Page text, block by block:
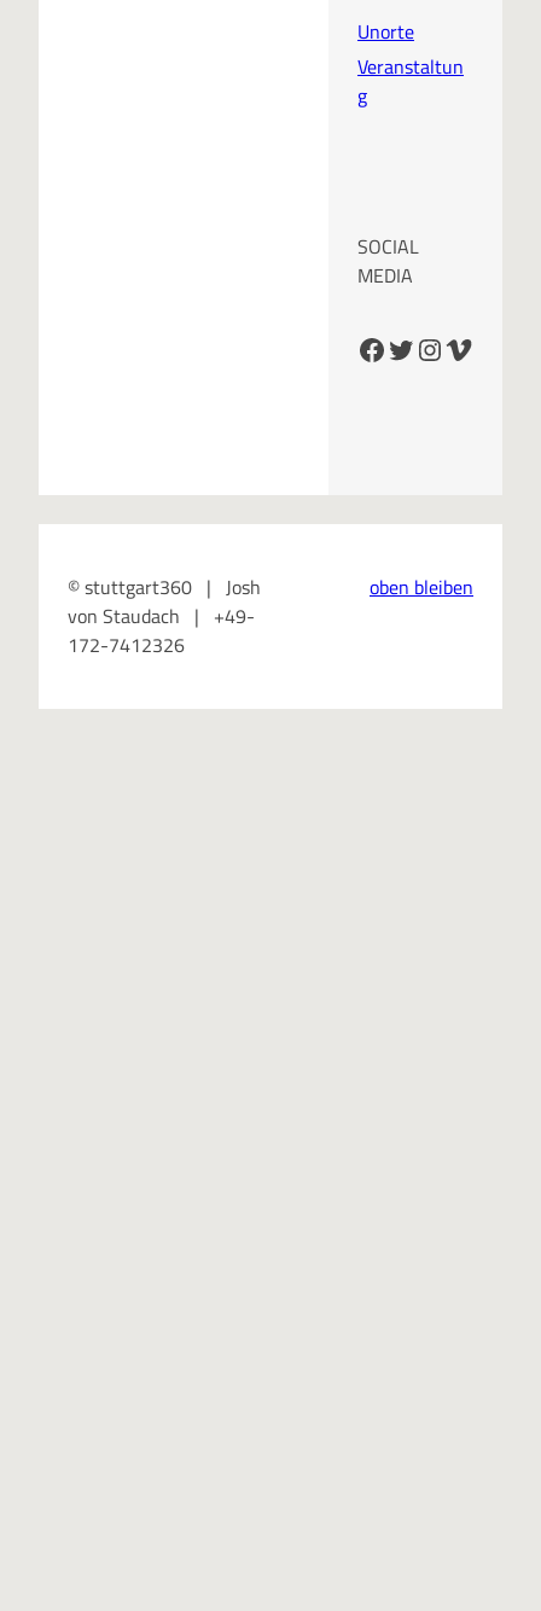
Unorte
Veranstaltun
g
SOCIAL
MEDIA
Facebook Twitter InstagramVimeo
© stuttgart360 | Josh
von Staudach | +49-
172-7412326
oben bleiben